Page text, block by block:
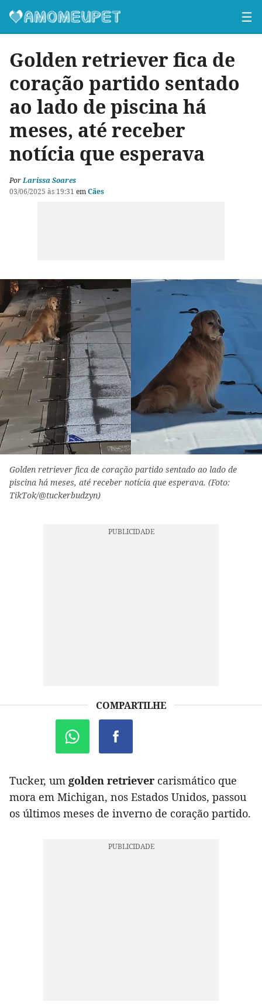
☰
Golden retriever fica de
coração partido sentado
ao lado de piscina há
meses, até receber
notícia que esperava
PorLarissa Soares
03/06/2025 às 19:31 emCães
Golden retriever fica de coração partido sentado ao lado de
piscina há meses, até receber notícia que esperava. (Foto:
TikTok/@tuckerbudzyn)
COMPARTILHE
Tucker, um golden retriever carismático que
mora em Michigan, nos Estados Unidos, passou
os últimos meses de inverno de coração partido.